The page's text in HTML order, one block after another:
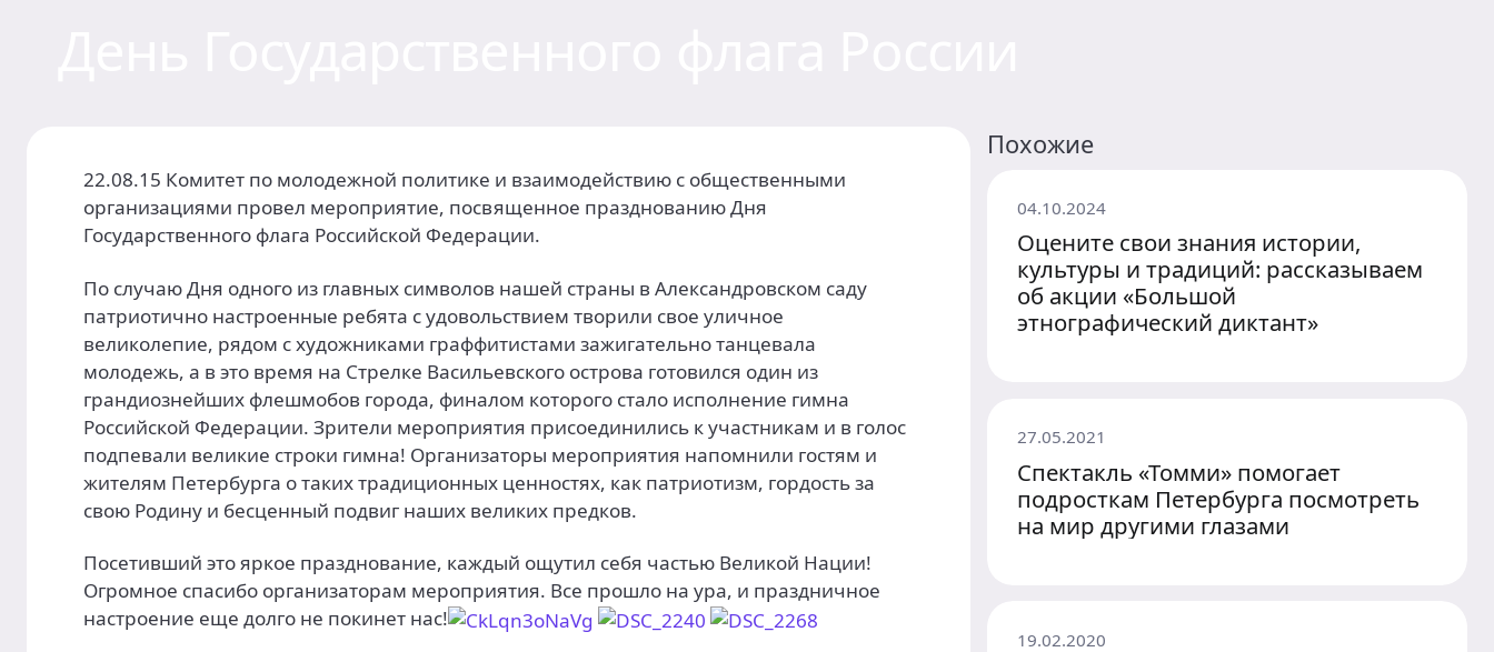
22.08.15 Комитет по молодежной политике и взаимодействию с общественными
организациями провел мероприятие, посвященное празднованию Дня
Государственного флага Российской Федерации.
По случаю Дня одного из главных символов нашей страны в Александровском саду
патриотично настроенные ребята с удовольствием творили свое уличное
великолепие, рядом с художниками граффитистами зажигательно танцевала
молодежь, а в это время на Стрелке Васильевского острова готовился один из
грандиознейших флешмобов города, финалом которого стало исполнение гимна
Российской Федерации. Зрители мероприятия присоединились к участникам и в голос
подпевали великие строки гимна! Организаторы мероприятия напомнили гостям и
жителям Петербурга о таких традиционных ценностях, как патриотизм, гордость за
свою Родину и бесценный подвиг наших великих предков.
Посетивший это яркое празднование, каждый ощутил себя частью Великой Нации!
Огромное спасибо организаторам мероприятия. Все прошло на ура, и праздничное
настроение еще долго не покинет нас!
Похожие
04.10.2024
Оцените свои знания истории,
культуры и традиций: рассказываем
об акции «Большой
этнографический диктант»
27.05.2021
Спектакль «Томми» помогает
подросткам Петербурга посмотреть
на мир другими глазами
19.02.2020